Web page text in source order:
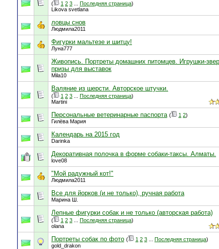
( 1 2 3 Последняя страница)
Likova svetlana
ловцы снов
Людмила2011
Фигурки мальтезе и шитцу!
Луна777
Живопись. Портреты домашних питомцев. Игрушки-
призы для выставок
Mila10
Валяние из шерсти. Авторское штучки.
( 1 2 3 Последняя страница)
Martini
Персональные ветеринарные паспорта ( 1 2)
Гилёва Мария
Календарь на 2015 год
Darinka
Декоративная полочка в форме собаки-таксы. Алматы.
love08
"Мой радужный кот!"
Людмила2011
Все для йорков (и не только), ручная работа
Марина Ш.
Лепные фигурки собак и не только (авторская работа)
( 1 2 3 Последняя страница)
olana
Портреты собак по фото ( 1 2 3 Последняя страница)
gold_drakon